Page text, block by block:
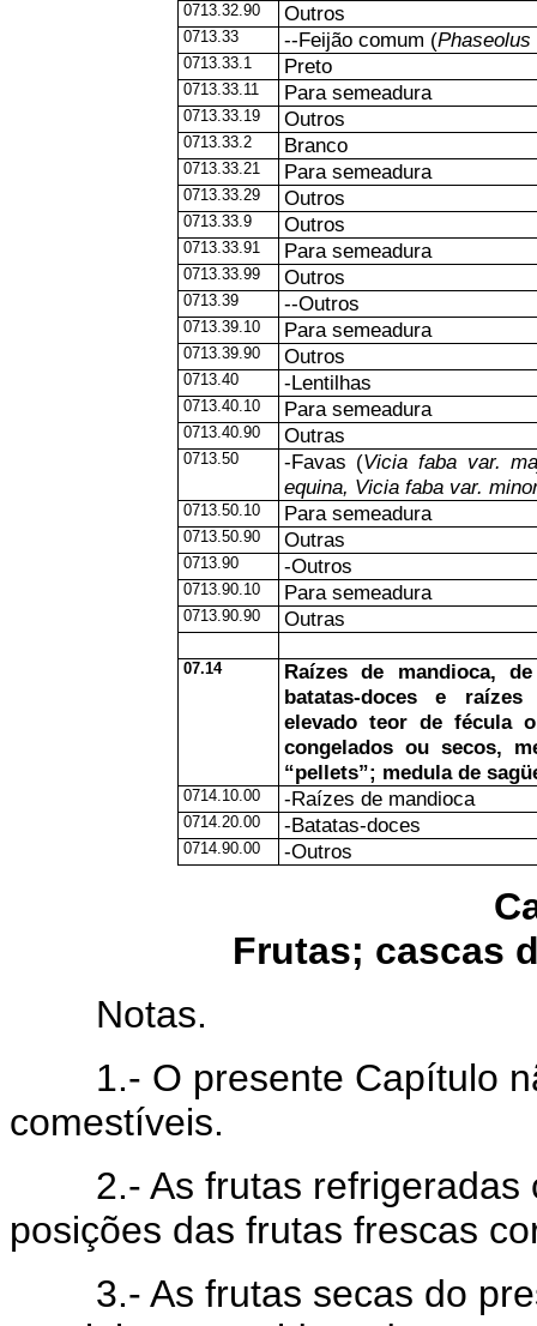
0713.32.90 Outros
0713.33 --Feijão comum (
0713.33.1 Preto
0713.33.11 Para semeadura
0713.33.19 Outros
0713.33.2 Branco
0713.33.21 Para semeadura
0713.33.29 Outros
0713.33.9 Outros
0713.33.91 Para semeadura
0713.33.99 Outros
0713.39 --Outros
0713.39.10 Para semeadura
0713.39.90 Outros
0713.40 -Lentilhas
0713.40.10 Para semeadura
0713.40.90 Outras
0713.50 -Favas (Vicia faba var.
equina, Vicia faba var.
0713.50.10 Para semeadura
0713.50.90 Outras
0713.90 -Outros
0713.90.10 Para semeadura
0713.90.90 Outras
07.14
Raízes de mandioca,
batatas-doces e
elevado teor de fécula
congelados ou secos,
“pellets”; medula de
0714.10.00 -Raízes de mandioca
0714.20.00 -Batatas-doces
0714.90.00 -Outros
Frutas; cascas
Notas.
1.- O presente Capítulo
comestíveis.
2.- As frutas refrigeradas
posições das frutas frescas
3.- As frutas secas do